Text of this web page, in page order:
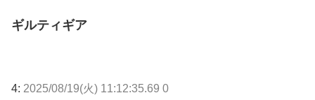
ギルティギア
4: 2025/08/19(火) 11:12:35.69 0